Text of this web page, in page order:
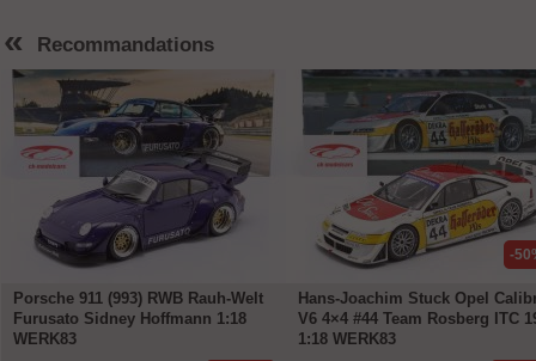
« Recommandations
Hans-Joachim Stuck Opel Calibra
V6 4×4 #44 Team Rosberg ITC 1996
1:18 WERK83
Ferrari F80 Année de
2024 rouge 1:18 Bburago